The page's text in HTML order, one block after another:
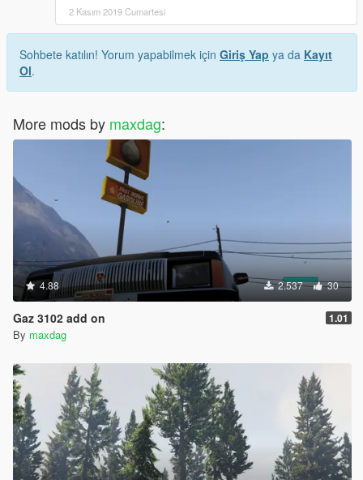
2 Kasım 2019 Cumartesi
Sohbete katılın! Yorum yapabilmek için Giriş Yap ya da Kayıt
Ol.
More mods by maxdag:
4.88 2.537 30
Gaz 3102 add on 1.01
By maxdag